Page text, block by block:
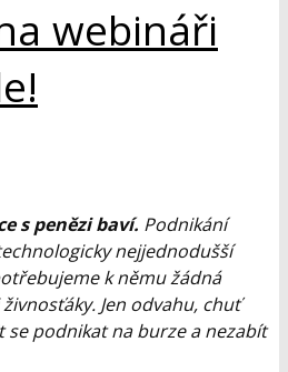
webináři
s penězi baví. Podnikání
nejjednodušší
k němu žádná
Jen odvahu, chuť
se podnikat na burze a nezabít